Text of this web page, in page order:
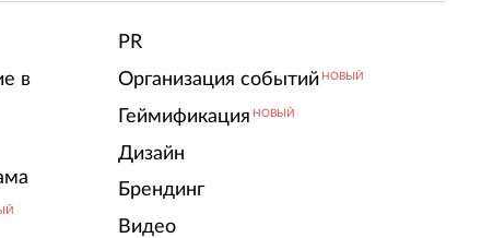
в
PR
Организация событий НОВЫЙ
Геймификация НОВЫЙ
Дизайн
Брендинг
Видео